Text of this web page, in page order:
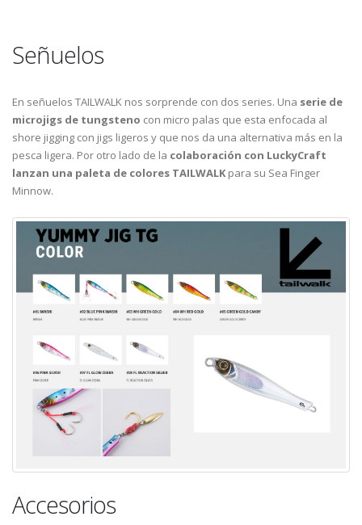
Señuelos
En señuelos TAILWALK nos sorprende con dos series. Una serie de
microjigs de tungsteno con micro palas que esta enfocada al
shore jigging con jigs ligeros y que nos da una alternativa más en la
pesca ligera. Por otro lado de la colaboración con LuckyCraft
lanzan una paleta de colores TAILWALK para su Sea Finger
Minnow.
Accesorios